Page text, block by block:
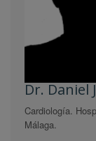
Dr. Daniel
Cardiología.
Málaga.